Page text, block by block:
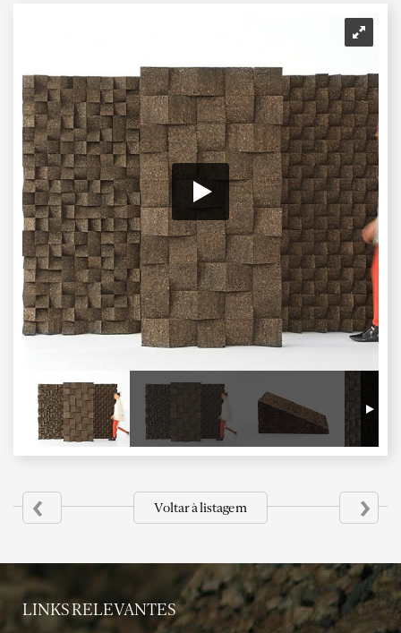
‹ Voltar à listagem ›
LINKS RELEVANTES